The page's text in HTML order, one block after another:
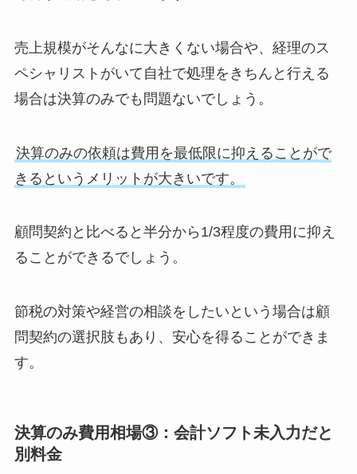
売上規模がそんなに大きくない場合や、経理のス
ペシャリストがいて自社で処理をきちんと行える
場合は決算のみでも問題ないでしょう。
決算のみの依頼は費用を最低限に抑えることがで
きるというメリットが大きいです。
顧問契約と比べると半分から1/3程度の費用に抑え
ることができるでしょう。
節税の対策や経営の相談をしたいという場合は顧
問契約の選択肢もあり、安心を得ることができま
す。
決算のみ費用相場③：会計ソフト未入力だと
別料金